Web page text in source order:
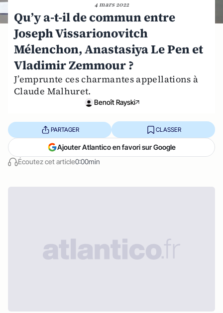
4 mars 2022
Qu’y a-t-il de commun entre
Joseph Vissarionovitch
Mélenchon, Anastasiya Le Pen et
Vladimir Zemmour ?
J’emprunte ces charmantes appellations à
Claude Malhuret.
Benoît Rayski
Écoutez cet article0:00min
PARTAGER CLASSER
Ajouter Atlantico en favori sur Google